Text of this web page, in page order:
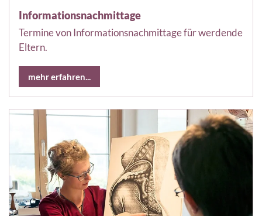
Informationsnachmittage
Termine von Informationsnachmittage für werdende
Eltern.
mehr erfahren...